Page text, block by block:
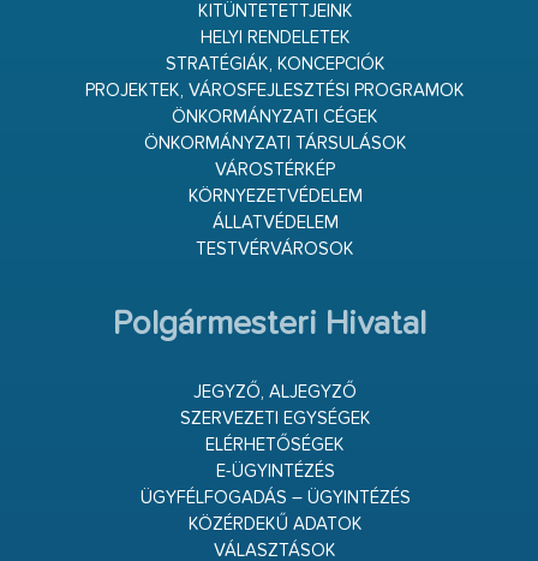
KITÜNTETETTJEINK
HELYI RENDELETEK
STRATÉGIÁK, KONCEPCIÓK
PROJEKTEK, VÁROSFEJLESZTÉSI PROGRAMOK
ÖNKORMÁNYZATI CÉGEK
ÖNKORMÁNYZATI TÁRSULÁSOK
VÁROSTÉRKÉP
KÖRNYEZETVÉDELEM
ÁLLATVÉDELEM
TESTVÉRVÁROSOK
Polgármesteri Hivatal
JEGYZŐ, ALJEGYZŐ
SZERVEZETI EGYSÉGEK
ELÉRHETŐSÉGEK
E-ÜGYINTÉZÉS
ÜGYFÉLFOGADÁS – ÜGYINTÉZÉS
KÖZÉRDEKŰ ADATOK
VÁLASZTÁSOK